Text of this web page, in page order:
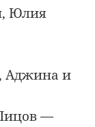
Юлия
Аджина и
—